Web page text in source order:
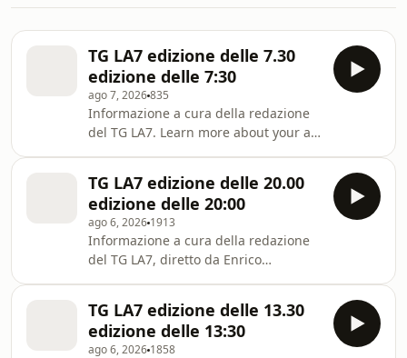
TG LA7 edizione delle 7.30
edizione delle 7:30
ago 7, 2026835
Informazione a cura della redazione
del TG LA7. Learn more about your ad
TG LA7 edizione delle 20.00
edizione delle 20:00
ago 6, 2026 1913
Informazione a cura della redazione
del TG LA7, diretto da Enrico
megaphone.fm/adchoices
TG LA7 edizione delle 13.30
edizione delle 13:30
ago 6, 2026 1858